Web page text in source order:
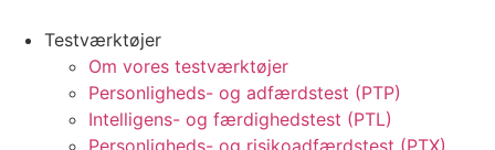
Testværktøjer
Om vores testværktøjer
Personligheds- og adfærdstest (PTP)
Intelligens- og færdighedstest (PTL)
Personligheds- og risikoadfærdstest (PTX)